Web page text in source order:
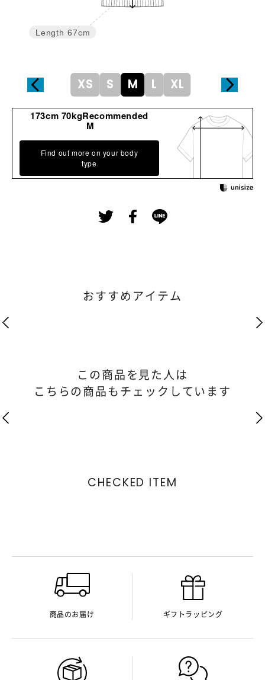
Length 67cm
XS S M L XL
173cm 70kgRecommended
M
Find out more on your body
type
おすすめアイテム
この商品を見た人は
こちらの商品もチェックしています
CHECKED ITEM
商品のお届け ギフトラッピング